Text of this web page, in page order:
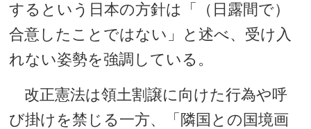
するという日本の方針は「（日露間で）
合意したことではない」と述べ、受け入
れない姿勢を強調している。
改正憲法は領土割譲に向けた行為や呼
び掛けを禁じる一方、「隣国との国境画